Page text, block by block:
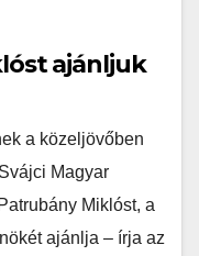
ajánljuk
a közeljövőben
Magyar
Miklóst, a
ajánlja – írja az